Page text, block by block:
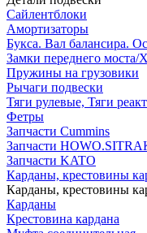
Cайлентблоки
Амортизаторы
Букса. Вал балансира.
Замки переднего моста/
Пружины на грузовики
Рычаги подвески
Тяги рулевые, Тяги
Фетры
Запчасти Cummins
Запчасти
Запчасти KATO
Карданы, крестовины
Карданы, крестовины
Карданы
Крестовина кардана